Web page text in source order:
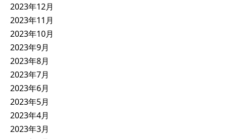
2023年12月
2023年11月
2023年10月
2023年9月
2023年8月
2023年7月
2023年6月
2023年5月
2023年4月
2023年3月